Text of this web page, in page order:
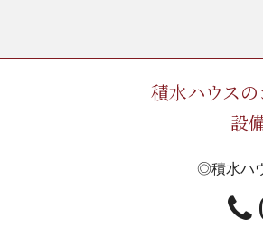
積水ハウス
設
◎積水ハ